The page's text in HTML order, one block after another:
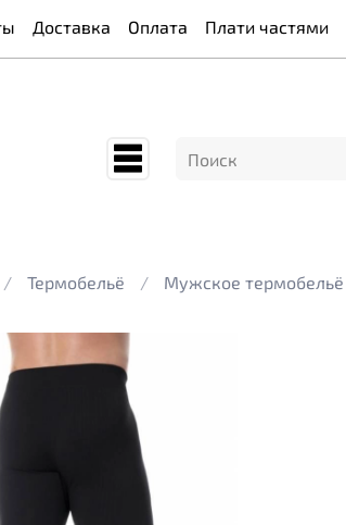
Доставка Оплата Плати частями
Термобельё Мужское термобельё